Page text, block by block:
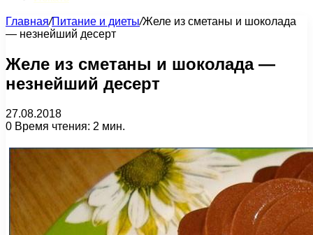
Главная/Питание и диеты/Желе из сметаны и шоколада
— незнейший десерт
Желе из сметаны и шоколада —
незнейший десерт
27.08.2018
0 Время чтения: 2 мин.